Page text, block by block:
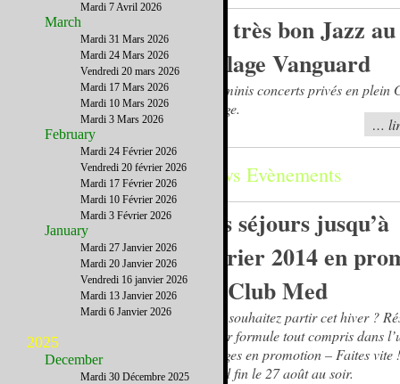
Du très bon Jazz au
Village Vanguard
Des minis concerts privés en plein
Village.
…
News Evènements
Les séjours jusqu’à
février 2014 en
au Club Med
Vous souhaitez partir cet hiver ?
séjour formule tout compris dans
Villages en promotion – Faites vite
prend fin le 27 août au soir.
Mardi 7 Avril 2026
March
Mardi 31 Mars 2026
Mardi 24 Mars 2026
Vendredi 20 mars 2026
Mardi 17 Mars 2026
Mardi 10 Mars 2026
Mardi 3 Mars 2026
February
Mardi 24 Février 2026
Vendredi 20 février 2026
Mardi 17 Février 2026
Mardi 10 Février 2026
Mardi 3 Février 2026
January
Mardi 27 Janvier 2026
Mardi 20 Janvier 2026
Vendredi 16 janvier 2026
Mardi 13 Janvier 2026
Mardi 6 Janvier 2026
2025
December
Mardi 30 Décembre 2025